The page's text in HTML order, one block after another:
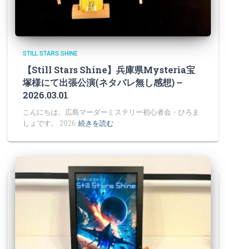
STILL STARS SHINE
【Still Stars Shine】兵庫県Mysteria宝
塚様にて出張公演(ネタバレ無し感想) –
2026.03.01
こんにちは、広島マーダーミステリー初心者会・ひろま
しょです。 2026 続きを読む